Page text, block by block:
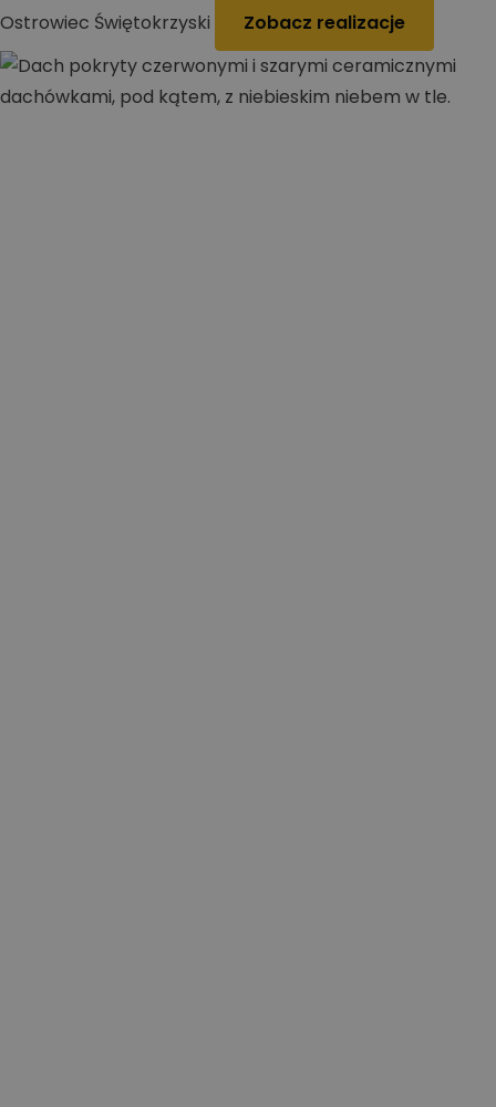
Ostrowiec Świętokrzyski Zobacz realizacje